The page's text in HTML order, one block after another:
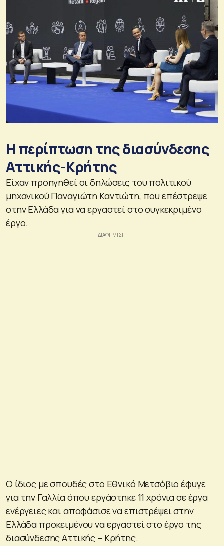
Η περίπτωση της διασύνδεσης
Αττικής-Κρήτης
Είχαν προηγηθεί οι δηλώσεις του πολιτικού
μηχανικού Παναγιώτη Καντιώτη, που επέστρεψε
στην Ελλάδα για να εργαστεί στο συγκεκριμένο
έργο.
Ο ίδιος με σπουδές στο Εθνικό Μετσόβιο έφυγε
για την Γαλλία όπου εργάστηκε 11 χρόνια σε έργα
ενέργειες και αποφάσισε να επιστρέψει στην
Ελλάδα προκειμένου να εργαστεί στο έργο της
διασύνδεσης Αττικής – Κρήτης.